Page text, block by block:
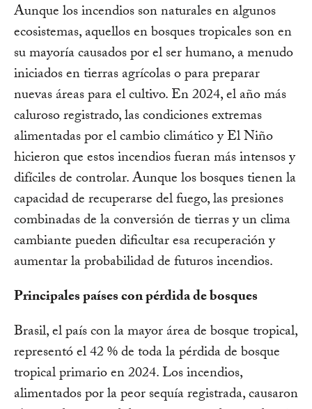
Aunque los incendios son naturales en algunos
ecosistemas, aquellos en bosques tropicales son en
su mayoría causados por el ser humano, a menudo
iniciados en tierras agrícolas o para preparar
nuevas áreas para el cultivo. En 2024, el año más
caluroso registrado, las condiciones extremas
alimentadas por el cambio climático y El Niño
hicieron que estos incendios fueran más intensos y
difíciles de controlar. Aunque los bosques tienen la
capacidad de recuperarse del fuego, las presiones
combinadas de la conversión de tierras y un clima
cambiante pueden dificultar esa recuperación y
aumentar la probabilidad de futuros incendios.
Principales países con pérdida de bosques
Brasil, el país con la mayor área de bosque tropical,
representó el 42 % de toda la pérdida de bosque
tropical primario en 2024. Los incendios,
alimentados por la peor sequía registrada, causaron